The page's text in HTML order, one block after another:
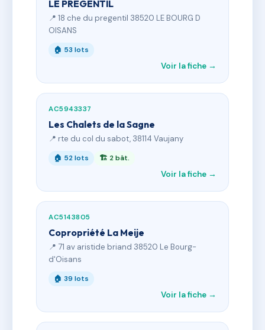
LE PREGENTIL
📍 18 che du pregentil 38520 LE BOURG D
OISANS
🏠 53 lots
Voir la fiche →
AC5943337
Les Chalets de la Sagne
📍 rte du col du sabot, 38114 Vaujany
🏠 52 lots 🏗 2 bât.
Voir la fiche →
AC5143805
Copropriété La Meije
📍 71 av aristide briand 38520 Le Bourg-
d'Oisans
🏠 39 lots
Voir la fiche →